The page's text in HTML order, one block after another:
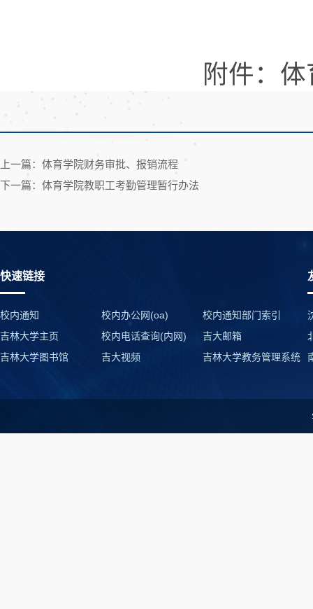
附件：
上一篇：体育学院财务审批、报销流程
下一篇：体育学院教职工考勤管理暂行办法
快速链接
校内通知 校内办公网(oa)
校内通知部门索引
吉林大学主页
校内电话查询(内网)
吉大邮箱
吉林大学图书馆
吉大视频 吉林大学教务管理系统